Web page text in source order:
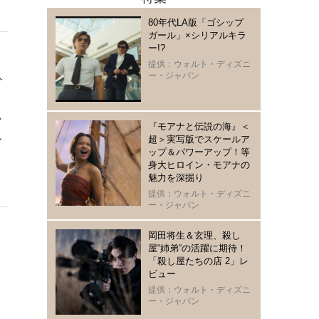
80年代LA版「ゴシップ
ガール」×シリアルキラ
ー!?
提供：ウォルト・ディズニ
ー・ジャパン
『モアナと伝説の海』＜
超＞実写版でスケールア
ップ＆パワーアップ！等
身大ヒロイン・モアナの
魅力を深掘り
提供：ウォルト・ディズニ
ー・ジャパン
岡田将生＆玄理、殺し
屋“姉弟“の活躍に期待！
「殺し屋たちの店 2」レ
ビュー
提供：ウォルト・ディズニ
ー・ジャパン